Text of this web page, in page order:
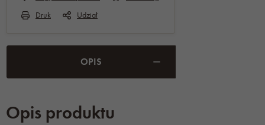
Druk
Udział
OPIS
Opis produktu